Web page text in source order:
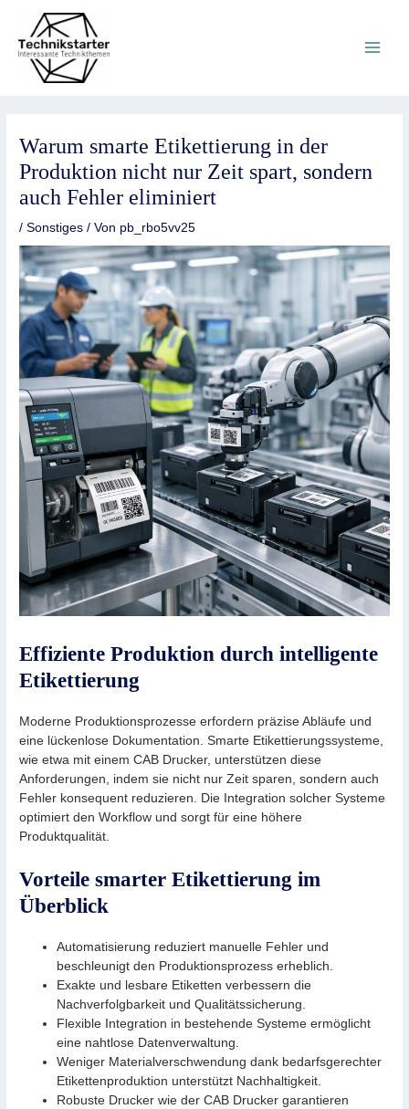
springen
Warum smarte Etikettierung in der
Produktion nicht nur Zeit spart, sondern
auch Fehler eliminiert
/Sonstiges / Von pb_rbo5vv25
Effiziente Produktion durch intelligente
Etikettierung
Moderne Produktionsprozesse erfordern präzise Abläufe und
eine lückenlose Dokumentation. Smarte Etikettierungssysteme,
wie etwa mit einem CAB Drucker, unterstützen diese
Anforderungen, indem sie nicht nur Zeit sparen, sondern auch
Fehler konsequent reduzieren. Die Integration solcher Systeme
optimiert den Workflow und sorgt für eine höhere
Produktqualität.
Vorteile smarter Etikettierung im
Überblick
Automatisierung reduziert manuelle Fehler und
beschleunigt den Produktionsprozess erheblich.
Exakte und lesbare Etiketten verbessern die
Nachverfolgbarkeit und Qualitätssicherung.
Flexible Integration in bestehende Systeme ermöglicht
eine nahtlose Datenverwaltung.
Weniger Materialverschwendung dank bedarfsgerechter
Etikettenproduktion unterstützt Nachhaltigkeit.
Robuste Drucker wie der CAB Drucker garantieren